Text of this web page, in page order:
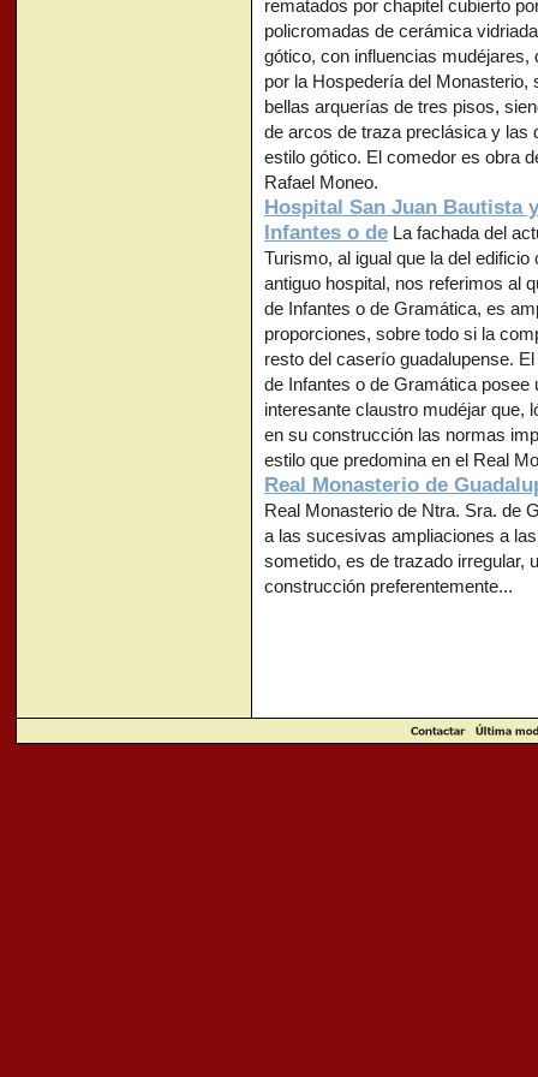
rematados por chapitel cubierto
policromadas de cerámica
gótico, con influencias mudéjares,
por la Hospedería del Monasterio,
bellas arquerías de tres pisos,
de arcos de traza preclásica y las
estilo gótico. El comedor es obra
Rafael Moneo.
Hospital San Juan Bautista
Infantes o de La fachada del
Turismo, al igual que la del edificio
antiguo hospital, nos referimos al
de Infantes o de Gramática, es
proporciones, sobre todo si la
resto del caserío guadalupense.
de Infantes o de Gramática posee
interesante claustro mudéjar que,
en su construcción las normas
estilo que predomina en el Real
Real Monasterio de
Real Monasterio de Ntra. Sra. de
a las sucesivas ampliaciones a
sometido, es de trazado irregular,
construcción preferentemente...